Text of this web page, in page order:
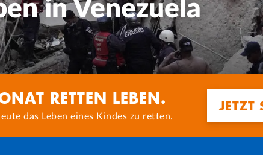
RETTEN LEBEN.
das Leben eines Kindes zu retten.
JETZT